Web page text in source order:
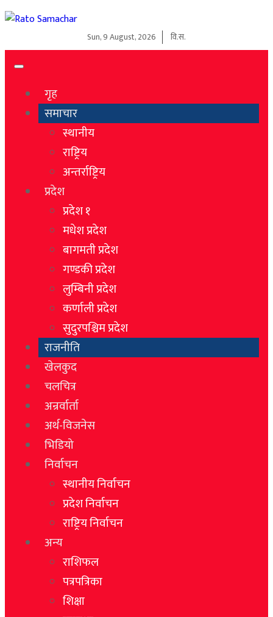
Sun, 9 August, 2026 वि.स.
गृह
समाचार
स्थानीय
राष्ट्रिय
अन्तर्राष्ट्रिय
प्रदेश
प्रदेश १
मधेश प्रदेश
बागमती प्रदेश
गण्डकी प्रदेश
लुम्बिनी प्रदेश
कर्णाली प्रदेश
सुदुरपश्चिम प्रदेश
राजनीति
खेलकुद
चलचित्र
अन्रर्वार्ता
अर्थ-विजनेस
भिडियो
निर्वाचन
स्थानीय निर्वाचन
प्रदेश निर्वाचन
राष्ट्रिय निर्वाचन
अन्य
राशिफल
पत्रपत्रिका
शिक्षा